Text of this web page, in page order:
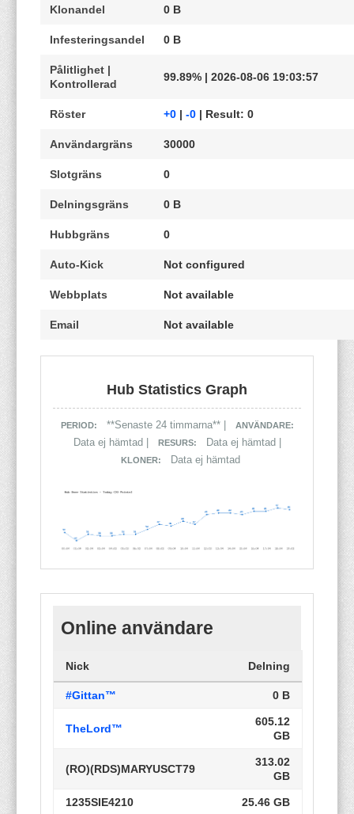
Klonandel 0 B
Infesteringsandel 0 B
Pålitlighet |
Kontrollerad
99.89% | 2026-08-06 19:03:57
Röster +0 | -0 | Result: 0
Användargräns 30000
Slotgräns 0
Delningsgräns 0 B
Hubbgräns 0
Auto-Kick Not configured
Webbplats Not available
Email Not available
Hub Statistics Graph
PERIOD: **Senaste 24 timmarna** | ANVÄNDARE:
Data ej hämtad | RESURS: Data ej hämtad |
KLONER: Data ej hämtad
Online användare
Nick Delning
#Gittan™ 0 B
TheLord™
605.12
GB
(RO)(RDS)MARYUSCT79
313.02
GB
1235SIE4210 25.46 GB